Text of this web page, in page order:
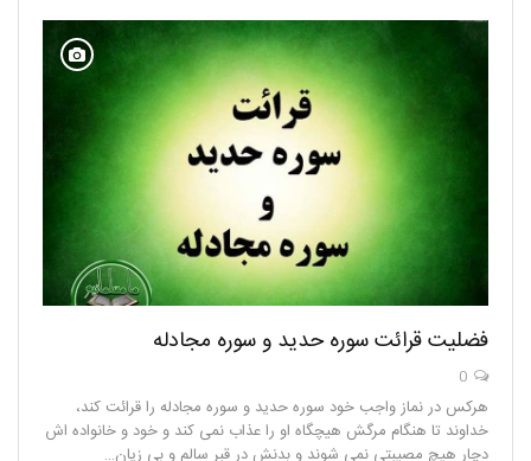
فضلیت قرائت سوره حدید و سوره مجادله
هرکس در نماز واجب خود سوره حدید و سوره مجادله را قرائت کند،
خداوند تا هنگام مرگش هیچگاه او را عذاب نمی کند و خود و خانواده اش
دچار هیچ مصیبتی نمی شوند و بدنش در قبر سالم و بی زیان…